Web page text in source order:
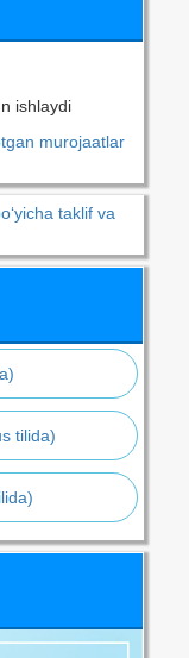
ishlaydi
murojaatlar
taklif va
tilida)